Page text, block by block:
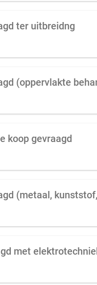
ter uitbreidng
(oppervlakte
koop gevraagd
(metaal,
met